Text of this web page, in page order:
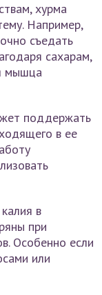
хурма
Например,
съедать
сахарам,
мышца
поддержать
в ее
в
при
Особенно если
или